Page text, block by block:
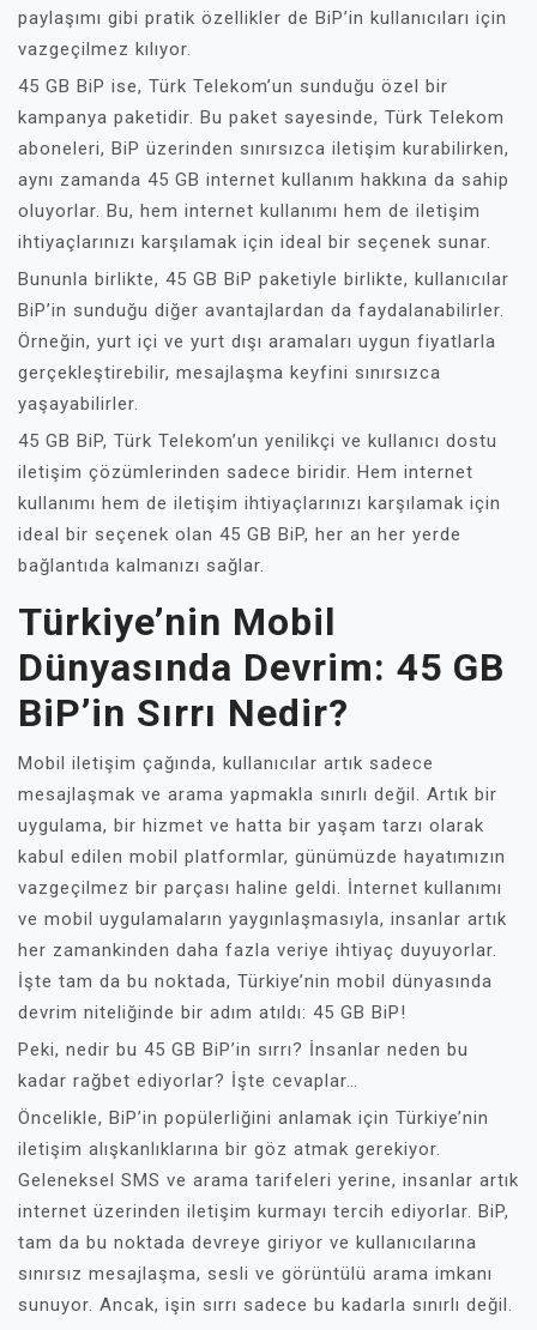
paylaşımı gibi pratik özellikler de BiP’in kullanıcıları için
vazgeçilmez kılıyor.
45 GB BiP ise, Türk Telekom’un sunduğu özel bir
kampanya paketidir. Bu paket sayesinde, Türk Telekom
aboneleri, BiP üzerinden sınırsızca iletişim kurabilirken,
aynı zamanda 45 GB internet kullanım hakkına da sahip
oluyorlar. Bu, hem internet kullanımı hem de iletişim
ihtiyaçlarınızı karşılamak için ideal bir seçenek sunar.
Bununla birlikte, 45 GB BiP paketiyle birlikte, kullanıcılar
BiP’in sunduğu diğer avantajlardan da faydalanabilirler.
Örneğin, yurt içi ve yurt dışı aramaları uygun fiyatlarla
gerçekleştirebilir, mesajlaşma keyfini sınırsızca
yaşayabilirler.
45 GB BiP, Türk Telekom’un yenilikçi ve kullanıcı dostu
iletişim çözümlerinden sadece biridir. Hem internet
kullanımı hem de iletişim ihtiyaçlarınızı karşılamak için
ideal bir seçenek olan 45 GB BiP, her an her yerde
bağlantıda kalmanızı sağlar.
Türkiye’nin Mobil
Dünyasında Devrim: 45 GB
BiP’in Sırrı Nedir?
Mobil iletişim çağında, kullanıcılar artık sadece
mesajlaşmak ve arama yapmakla sınırlı değil. Artık bir
uygulama, bir hizmet ve hatta bir yaşam tarzı olarak
kabul edilen mobil platformlar, günümüzde hayatımızın
vazgeçilmez bir parçası haline geldi. İnternet kullanımı
ve mobil uygulamaların yaygınlaşmasıyla, insanlar artık
her zamankinden daha fazla veriye ihtiyaç duyuyorlar.
İşte tam da bu noktada, Türkiye’nin mobil dünyasında
devrim niteliğinde bir adım atıldı: 45 GB BiP!
Peki, nedir bu 45 GB BiP’in sırrı? İnsanlar neden bu
kadar rağbet ediyorlar? İşte cevaplar…
Öncelikle, BiP’in popülerliğini anlamak için Türkiye’nin
iletişim alışkanlıklarına bir göz atmak gerekiyor.
Geleneksel SMS ve arama tarifeleri yerine, insanlar artık
internet üzerinden iletişim kurmayı tercih ediyorlar. BiP,
tam da bu noktada devreye giriyor ve kullanıcılarına
sınırsız mesajlaşma, sesli ve görüntülü arama imkanı
sunuyor. Ancak, işin sırrı sadece bu kadarla sınırlı değil.